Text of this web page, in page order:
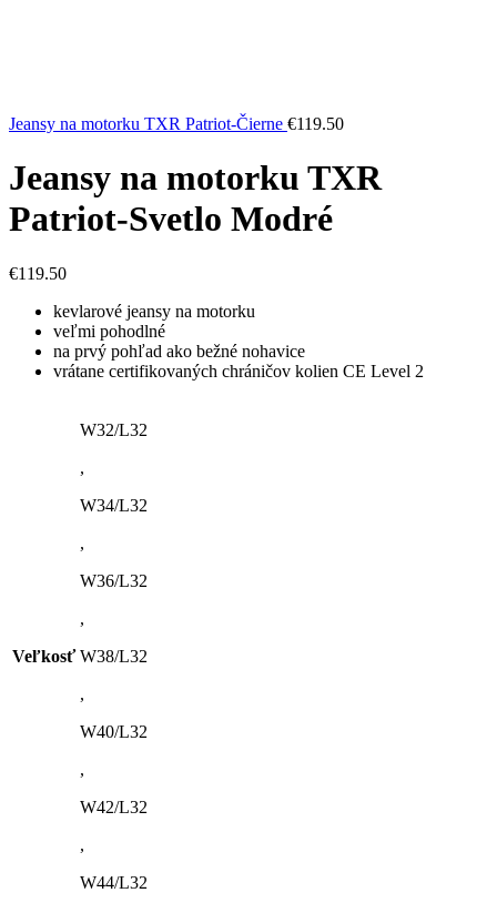
Jeansy na motorku TXR Patriot-Čierne €119.50
Jeansy na motorku TXR
Patriot-Svetlo Modré
€119.50
kevlarové jeansy na motorku
veľmi pohodlné
na prvý pohľad ako bežné nohavice
vrátane certifikovaných chráničov kolien CE Level 2
Veľkosť
W32/L32
,
W34/L32
,
W36/L32
,
W38/L32
,
W40/L32
,
W42/L32
,
W44/L32